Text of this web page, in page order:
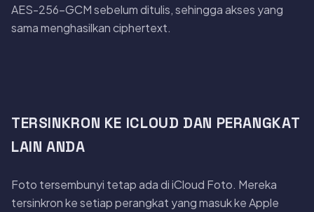
AES-256-GCM sebelum ditulis, sehingga akses yang
sama menghasilkan ciphertext.
TERSINKRON KE ICLOUD DAN PERANGKAT
LAIN ANDA
Foto tersembunyi tetap ada di iCloud Foto. Mereka
tersinkron ke setiap perangkat yang masuk ke Apple